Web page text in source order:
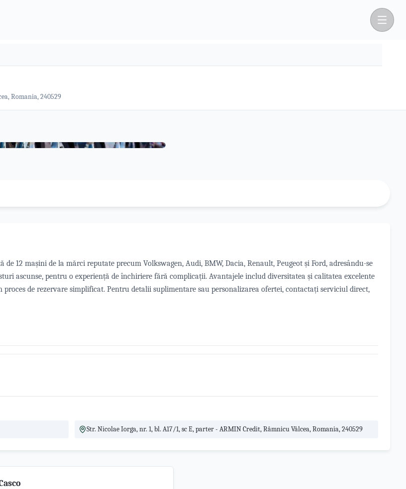
Romania, 240529
12 mașini de la mărci reputate precum Volkswagen, Audi, BMW, Dacia, Renault, Peugeot și Ford, adresându-se
ascunse, pentru o experiență de închiriere fără complicații. Avantajele includ diversitatea și calitatea excelente
de rezervare simplificat. Pentru detalii suplimentare sau personalizarea ofertei, contactați serviciul direct,
Str. Nicolae Iorga, nr. 1, bl. A17/1, sc E, parter - ARMIN Credit, Râmnicu Vâlcea, Romania, 240529